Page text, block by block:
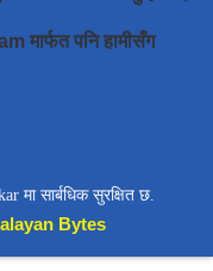
पनि हामीसँग
मा सार्बधिक सुरक्षित छ.
Bytes